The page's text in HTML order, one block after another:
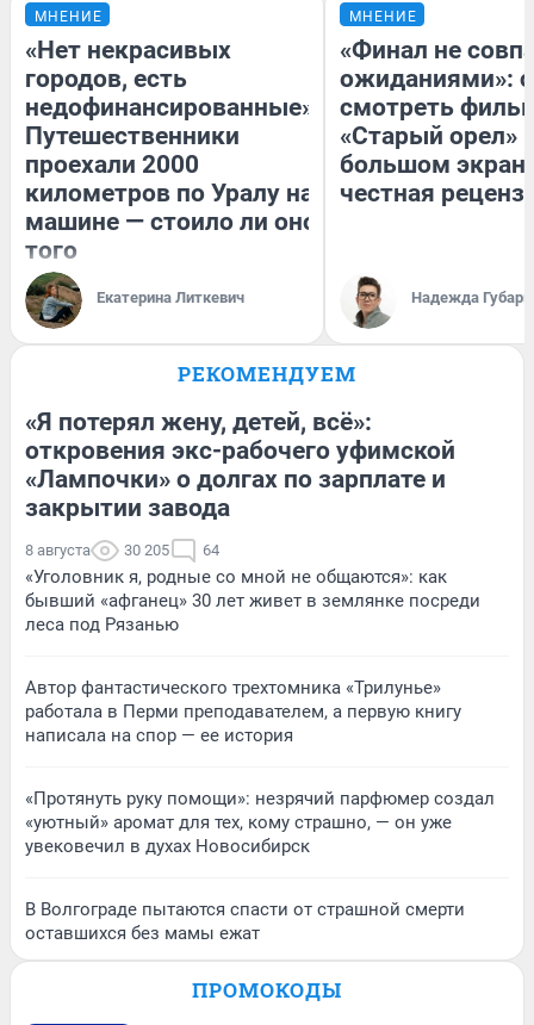
МНЕНИЕ
«Нет некрасивых
городов, есть
недофинансированные».
Путешественники
проехали 2000
километров по Уралу на
машине — стоило ли оно
того
Екатерина Литкевич
МНЕНИЕ
«Финал не
ожиданиями»:
смотреть
«Старый орел»
большом
честная
Надежда Губарь
РЕКОМЕНДУЕМ
«Я потерял жену, детей, всё»:
откровения экс-рабочего уфимской
«Лампочки» о долгах по зарплате и
закрытии завода
8 августа 30 205 64
«Уголовник я, родные со мной не общаются»: как
бывший «афганец» 30 лет живет в землянке посреди
леса под Рязанью
Автор фантастического трехтомника «Трилунье»
работала в Перми преподавателем, а первую книгу
написала на спор — ее история
«Протянуть руку помощи»: незрячий парфюмер создал
«уютный» аромат для тех, кому страшно, — он уже
увековечил в духах Новосибирск
В Волгограде пытаются спасти от страшной смерти
оставшихся без мамы ежат
ПРОМОКОДЫ